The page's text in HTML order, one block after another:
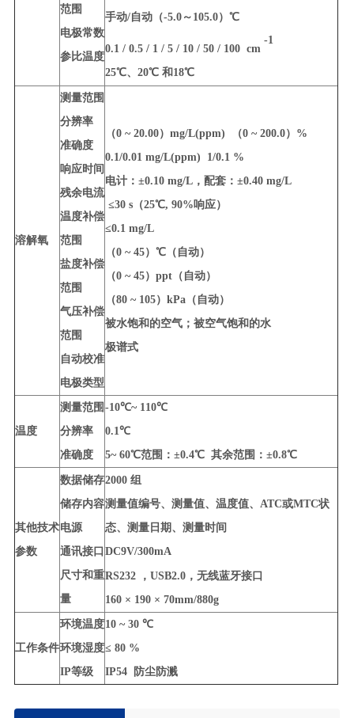
范围
电极常数
参比温度
手动/自动（-5.0～105.0）℃
0.1 / 0.5 / 1 / 5 / 10 / 50 / 100 cm
-1
25℃、20℃ 和18℃
溶解氧
测量范围
分辨率
准确度
响应时间
残余电流
温度补偿
范围
盐度补偿
范围
气压补偿
范围
自动校准
电极类型
（0 ~ 20.00）mg/L(ppm) （0 ~ 200.0）%
0.1/0.01 mg/L(ppm) 1/0.1 %
电计：±0.10 mg/L，配套：±0.40 mg/L
≤30 s（25℃, 90%响应）
≤0.1 mg/L
（0 ~ 45）℃（自动）
（0 ~ 45）ppt（自动）
（80 ~ 105）kPa（自动）
被水饱和的空气；被空气饱和的水
极谱式
温度
测量范围
分辨率
准确度
-10℃~ 110℃
0.1℃
5~ 60℃范围：±0.4℃ 其余范围：±0.8℃
其他技术
参数
数据储存
储存内容
电源
通讯接口
尺寸和重
量
2000 组
测量值编号、测量值、温度值、ATC或MTC状
态、测量日期、测量时间
DC9V/300mA
RS232
，USB2.0，无线蓝牙接口
160 × 190 × 70mm/880g
工作条件
环境温度
环境湿度
IP等级
10 ~ 30 ℃
≤ 80 %
IP54 防尘防溅